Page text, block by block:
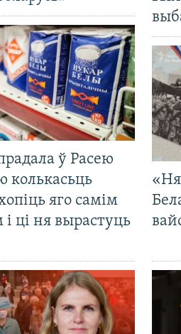
ў Расею
колькасьць
яго самім
і ці ня вырастуць